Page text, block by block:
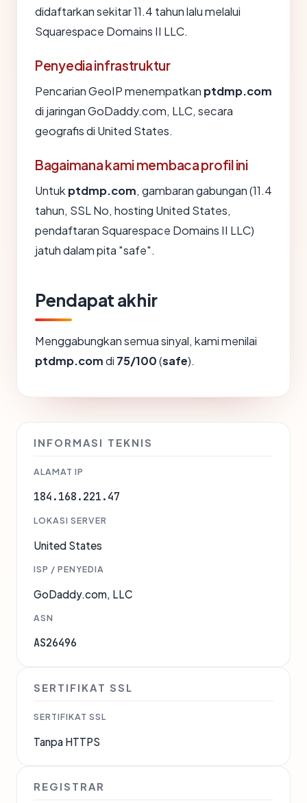
didaftarkan sekitar 11.4 tahun lalu melalui
Squarespace Domains II LLC.
Penyedia infrastruktur
Pencarian GeoIP menempatkan ptdmp.com
di jaringan GoDaddy.com, LLC, secara
geografis di United States.
Bagaimana kami membaca profil ini
Untuk ptdmp.com, gambaran gabungan (11.4
tahun, SSL No, hosting United States,
pendaftaran Squarespace Domains II LLC)
jatuh dalam pita "safe".
Pendapat akhir
Menggabungkan semua sinyal, kami menilai
ptdmp.comdi 75/100(safe).
INFORMASI TEKNIS
ALAMAT IP
184.168.221.47
LOKASI SERVER
United States
ISP / PENYEDIA
GoDaddy.com, LLC
ASN
AS26496
SERTIFIKAT SSL
SERTIFIKAT SSL
Tanpa HTTPS
REGISTRAR